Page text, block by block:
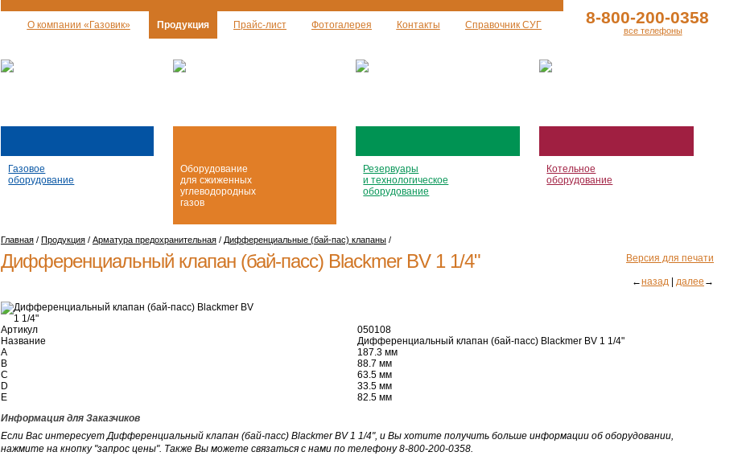
О компании «Газовик» Продукция Прайс-лист Фотогалерея Контакты Справочник СУГ 8-800-200-0358
все телефоны
Газовое
оборудование
Оборудование
для сжиженных
углеводородных
газов
Резервуары
и технологическое
оборудование
Котельное
оборудование
Главная / Продукция / Арматура предохранительная / Дифференциальные (бай-пас) клапаны /
Версия для печати
Дифференциальный клапан (бай-пасс) Blackmer BV 1 1/4"
←назад далее →
Артикул
050108
Название
Дифференциальный клапан (бай-пасс) Blackmer BV 1 1/4"
A
187.3 мм
B
88.7 мм
C
63.5 мм
D
33.5 мм
E
82.5 мм
Информация для Заказчиков
Если Вас интересует Дифференциальный клапан (бай-пасс) Blackmer BV 1 1/4", и Вы хотите получить больше информации об оборудовании,
нажмите на кнопку "запрос цены". Также Вы можете связаться с нами по телефону 8-800-200-0358.